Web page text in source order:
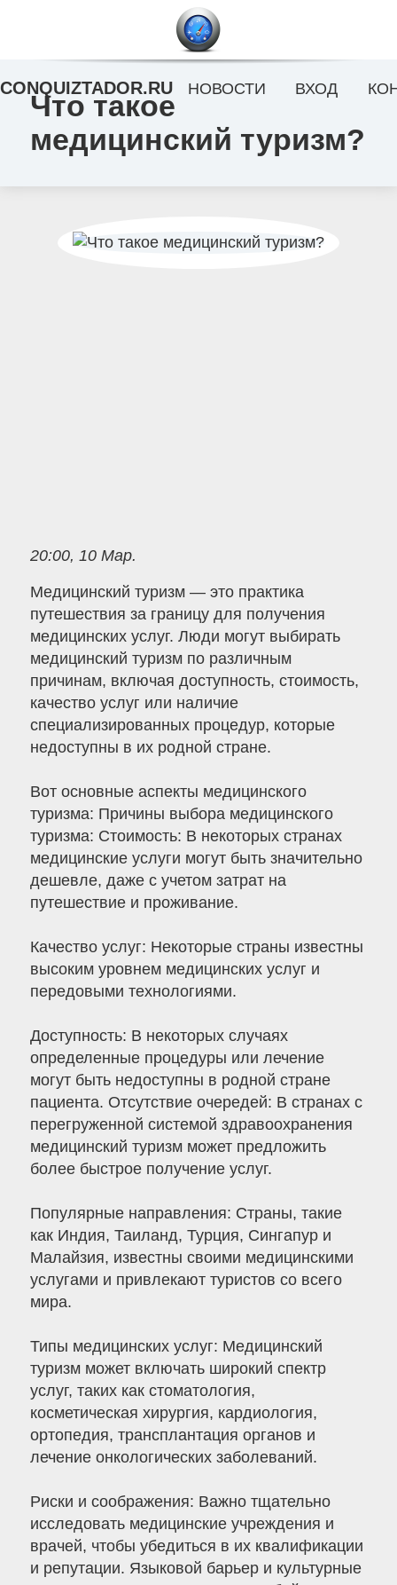
Что такое
медицинский туризм?
20:00, 10 Мар.
Медицинский туризм — это практика
путешествия за границу для получения
медицинских услуг. Люди могут выбирать
медицинский туризм по различным
причинам, включая доступность, стоимость,
качество услуг или наличие
специализированных процедур, которые
недоступны в их родной стране.
Вот основные аспекты медицинского
туризма: Причины выбора медицинского
туризма: Стоимость: В некоторых странах
медицинские услуги могут быть значительно
дешевле, даже с учетом затрат на
путешествие и проживание.
Качество услуг: Некоторые страны известны
высоким уровнем медицинских услуг и
передовыми технологиями.
Доступность: В некоторых случаях
определенные процедуры или лечение
могут быть недоступны в родной стране
пациента. Отсутствие очередей: В странах с
перегруженной системой здравоохранения
медицинский туризм может предложить
более быстрое получение услуг.
Популярные направления: Страны, такие
как Индия, Таиланд, Турция, Сингапур и
Малайзия, известны своими медицинскими
услугами и привлекают туристов со всего
мира.
Типы медицинских услуг: Медицинский
туризм может включать широкий спектр
услуг, таких как стоматология,
косметическая хирургия, кардиология,
ортопедия, трансплантация органов и
лечение онкологических заболеваний.
Риски и соображения: Важно тщательно
исследовать медицинские учреждения и
врачей, чтобы убедиться в их квалификации
и репутации. Языковой барьер и культурные
CONQUIZTADOR.RU НОВОСТИ ВХОД